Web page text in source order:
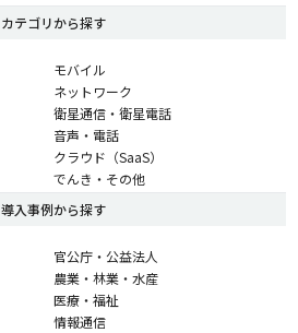
カテゴリから探す
モバイル
ネットワーク
衛星通信・衛星電話
音声・電話
クラウド（SaaS）
でんき・その他
導入事例から探す
官公庁・公益法人
農業・林業・水産
医療・福祉
情報通信